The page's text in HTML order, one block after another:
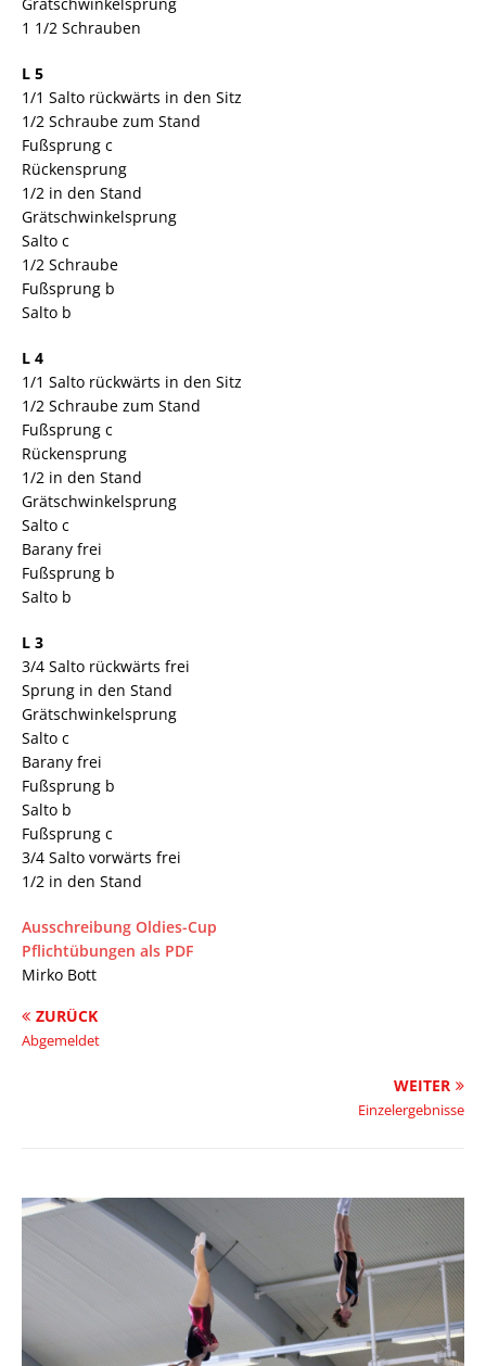
1 1/2 Schrauben
L 5
1/1 Salto rückwärts in den Sitz
1/2 Schraube zum Stand
Fußsprung c
Rückensprung
1/2 in den Stand
Grätschwinkelsprung
Salto c
1/2 Schraube
Fußsprung b
Salto b
L 4
1/1 Salto rückwärts in den Sitz
1/2 Schraube zum Stand
Fußsprung c
Rückensprung
1/2 in den Stand
Grätschwinkelsprung
Salto c
Barany frei
Fußsprung b
Salto b
L 3
3/4 Salto rückwärts frei
Sprung in den Stand
Grätschwinkelsprung
Salto c
Barany frei
Fußsprung b
Salto b
Fußsprung c
3/4 Salto vorwärts frei
1/2 in den Stand
Ausschreibung Oldies-Cup
Pflichtübungen als PDF
Mirko Bott
ZURÜCK
Abgemeldet
WEITER
Einzelergebnisse